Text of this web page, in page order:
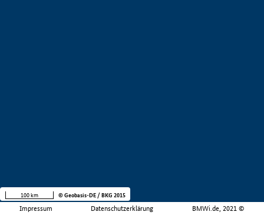
Impressum Datenschutzerklärung BMWi.de, 2021 ©
100 km © Geobasis-DE / BKG 2015